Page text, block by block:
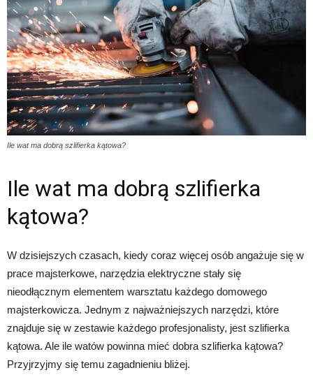
Ile wat ma dobrą szlifierka kątowa?
Ile wat ma dobrą szlifierka
kątowa?
W dzisiejszych czasach, kiedy coraz więcej osób angażuje się w
prace majsterkowe, narzędzia elektryczne stały się
nieodłącznym elementem warsztatu każdego domowego
majsterkowicza. Jednym z najważniejszych narzędzi, które
znajduje się w zestawie każdego profesjonalisty, jest szlifierka
kątowa. Ale ile watów powinna mieć dobra szlifierka kątowa?
Przyjrzyjmy się temu zagadnieniu bliżej.